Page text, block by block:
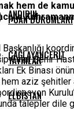
PUAN DURUMLARI
YAYINLAR
ANDIRIN
ÇAĞLAYANCERIT
ELBISTAN
hem de
Fazıl Şehir
Ek Binası
aziz şehitler
talepler dile